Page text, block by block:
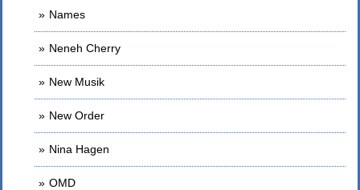
Names
Neneh Cherry
New Musik
New Order
Nina Hagen
OMD